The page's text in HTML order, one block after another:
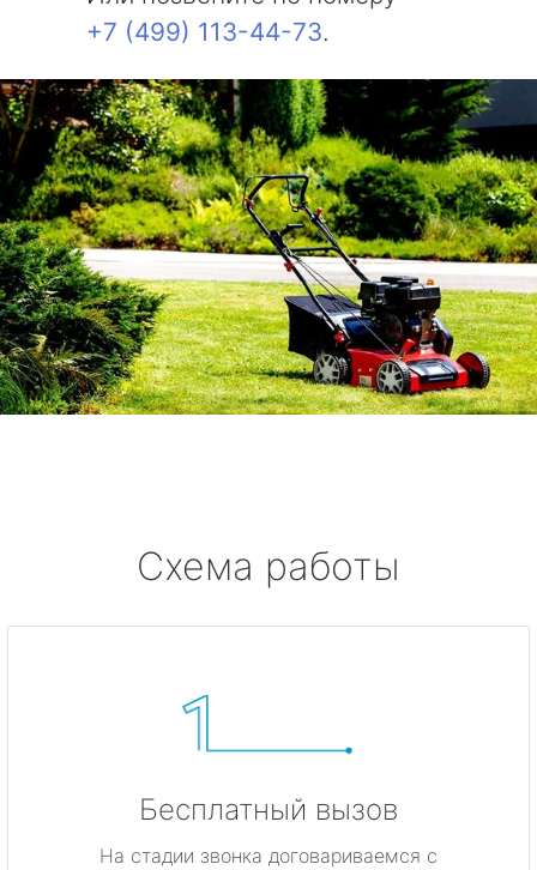
+7 (499) 113-44-73.
Схема работы
Бесплатный вызов
На стадии звонка договариваемся с